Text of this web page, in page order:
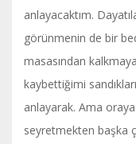
anlayacaktım.
görünmenin de bir
masasından
kaybettiğimi
anlayarak. Ama
seyretmekten başka